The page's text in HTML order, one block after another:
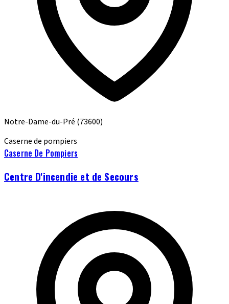
Notre-Dame-du-Pré (73600)
Caserne de pompiers
Caserne De Pompiers
Centre D'incendie et de Secours